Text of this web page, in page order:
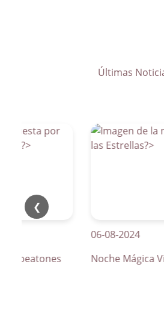
Últimas
❮
peatones
06-08-2024
Noche Mágica